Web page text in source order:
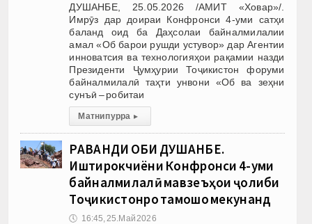
ДУШАНБЕ, 25.05.2026 /АМИТ «Ховар»/.
Имрӯз дар доираи Конфронси 4-уми сатҳи
баланд оид ба Даҳсолаи байналмилалии
амал «Об барои рушди устувор» дар Агентии
инноватсия ва технологияҳои рақамии назди
Президенти Ҷумҳурии Тоҷикистон форуми
байналмилалӣ таҳти унвони «Об ва зеҳни
сунъӣ – робитаи
Матни пурра ▸
РАВАНДИ ОБИ ДУШАНБЕ.
Иштирокчиёни Конфронси 4-уми
байналмилалӣ мавзеъҳои ҷолиби
Тоҷикистонро тамошо мекунанд
🕔 16:45, 25.Май 2026